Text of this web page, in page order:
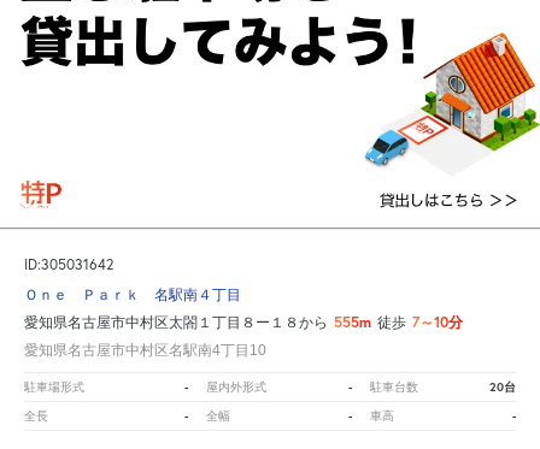
ID:305031642
Ｏｎｅ Ｐａｒｋ 名駅南４丁目
愛知県名古屋市中村区太閤１丁目８ー１８から 555m 徒歩 7～10分
愛知県名古屋市中村区名駅南4丁目10
駐車場形式 - 屋内外形式 - 駐車台数 20台
全長 - 全幅 - 車高 -